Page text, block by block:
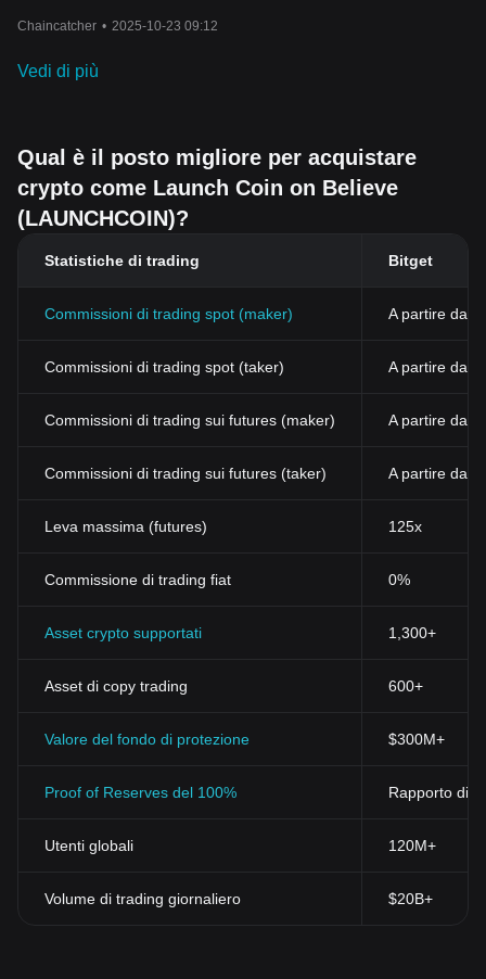
Chaincatcher • 2025-10-23 09:12
Vedi di più
Qual è il posto migliore per acquistare
crypto come Launch Coin on Believe
(LAUNCHCOIN)?
Statistiche di trading Bitget
Commissioni di trading spot (maker) A partire dallo
Commissioni di trading spot (taker) A partire
Commissioni di trading sui futures (maker) A partire dallo
Commissioni di trading sui futures (taker) A partire
Leva massima (futures) 125x
Commissione di trading fiat 0%
Asset crypto supportati 1,300+
Asset di copy trading 600+
Valore del fondo di protezione $300M+
Proof of Reserves del 100% Rapporto di
Utenti globali 120M+
Volume di trading giornaliero $20B+